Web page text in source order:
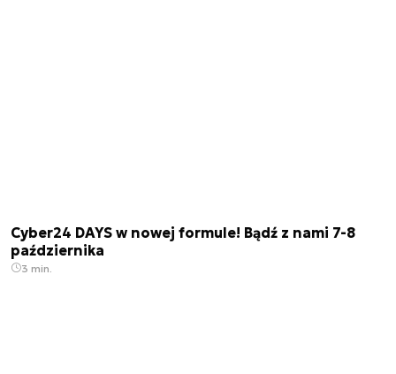
Cyber24 DAYS w nowej formule! Bądź z nami 7-8
października
3 min.